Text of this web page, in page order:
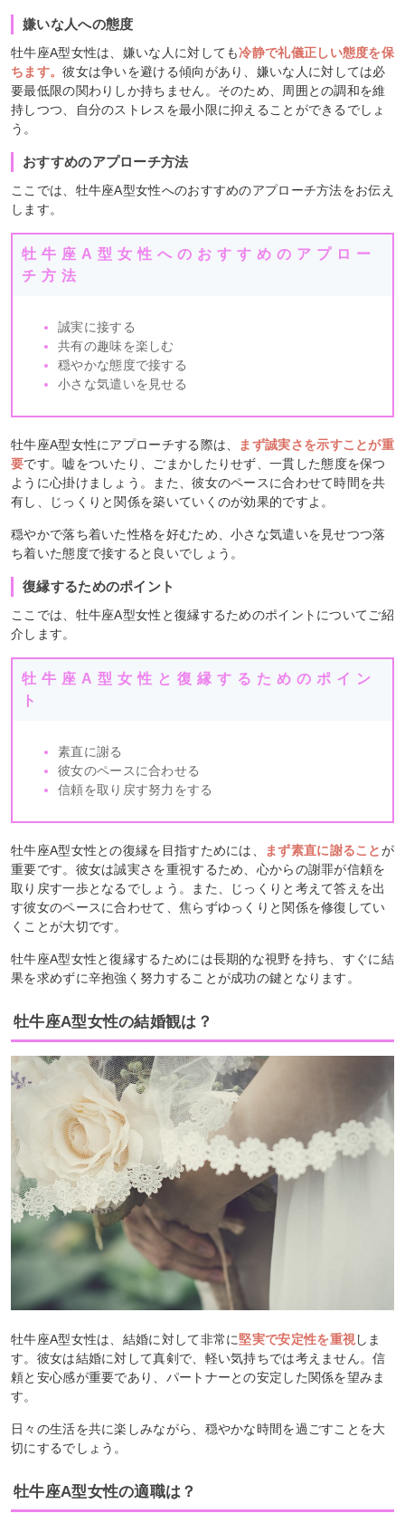
嫌いな人への態度
牡牛座A型女性は、嫌いな人に対しても冷静で礼儀正しい態度を保
ちます。彼女は争いを避ける傾向があり、嫌いな人に対しては必
要最低限の関わりしか持ちません。そのため、周囲との調和を維
持しつつ、自分のストレスを最小限に抑えることができるでしょ
う。
おすすめのアプローチ方法
ここでは、牡牛座A型女性へのおすすめのアプローチ方法をお伝え
します。
牡牛座A型女性へのおすすめのアプロー
チ方法
誠実に接する
共有の趣味を楽しむ
穏やかな態度で接する
小さな気遣いを見せる
牡牛座A型女性にアプローチする際は、 まず誠実さを示すことが重
要です。嘘をついたり、ごまかしたりせず、一貫した態度を保つ
ように心掛けましょう。また、彼女のペースに合わせて時間を共
有し、じっくりと関係を築いていくのが効果的ですよ。
穏やかで落ち着いた性格を好むため、小さな気遣いを見せつつ落
ち着いた態度で接すると良いでしょう。
復縁するためのポイント
ここでは、牡牛座A型女性と復縁するためのポイントについてご紹
介します。
牡牛座A型女性と復縁するためのポイン
ト
素直に謝る
彼女のペースに合わせる
信頼を取り戻す努力をする
牡牛座A型女性との復縁を目指すためには、 まず素直に謝ることが
重要です。彼女は誠実さを重視するため、心からの謝罪が信頼を
取り戻す一歩となるでしょう。また、じっくりと考えて答えを出
す彼女のペースに合わせて、焦らずゆっくりと関係を修復してい
くことが大切です。
牡牛座A型女性と復縁するためには長期的な視野を持ち、すぐに結
果を求めずに辛抱強く努力することが成功の鍵となります。
牡牛座A型女性の結婚観は？
牡牛座A型女性は、結婚に対して非常に堅実で安定性を重視しま
す。彼女は結婚に対して真剣で、軽い気持ちでは考えません。信
頼と安心感が重要であり、パートナーとの安定した関係を望みま
す。
日々の生活を共に楽しみながら、穏やかな時間を過ごすことを大
切にするでしょう。
牡牛座A型女性の適職は？